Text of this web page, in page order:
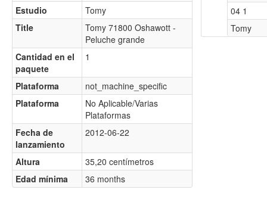
Estudio
Tomy
Title
Tomy 71800 Oshawott -
Peluche grande
Cantidad en el
paquete
1
Plataforma
not_machine_specific
Plataforma
No Aplicable/Varias
Plataformas
Fecha de
lanzamiento
2012-06-22
Altura
35,20 centímetros
Edad mínima
36 months
04 1
Tomy